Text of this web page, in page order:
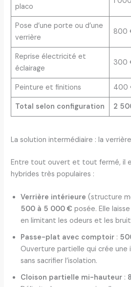
placo
Pose d’une porte ou d’une
verrière
800
Reprise électricité et
éclairage
300
Peinture et finitions 400
Total selon configuration 2
La solution intermédiaire : la
Entre tout ouvert et tout fermé, il
hybrides très populaires :
Verrière intérieure (structure
500 à 5 000 € posée. Elle
en limitant les odeurs et les
Passe-plat avec comptoir :
Ouverture partielle qui crée une
sans sacrifier l’isolation.
Cloison partielle mi-hauteur :